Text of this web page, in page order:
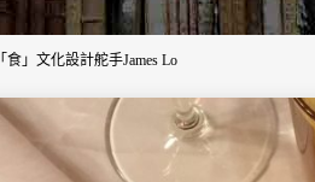
「食」文化設計舵手James Lo